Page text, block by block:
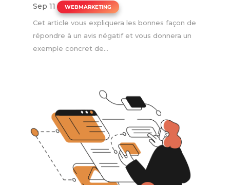
Sep 11 | WEBMARKETING
Cet article vous expliquera les bonnes façon de
répondre à un avis négatif et vous donnera un
exemple concret de...